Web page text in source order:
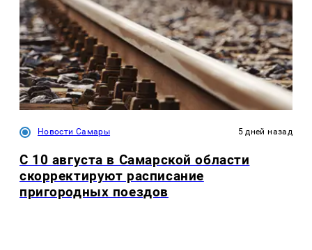
Новости Самары 5 дней назад
С 10 августа в Самарской области
скорректируют расписание
пригородных поездов